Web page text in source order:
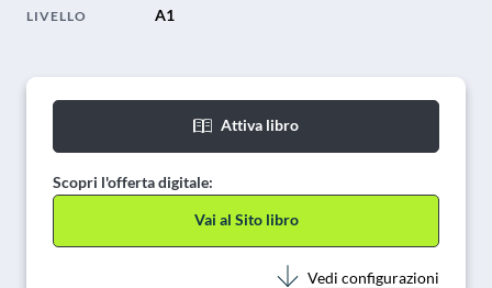
LIVELLO A1
Attiva libro
Scopri l'offerta digitale:
Vai al Sito libro
Vedi configurazioni